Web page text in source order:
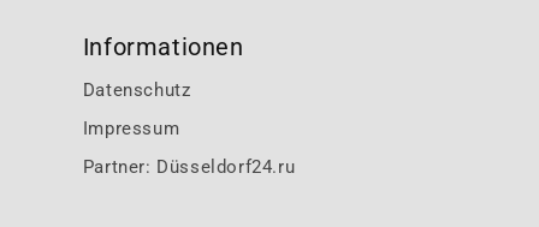
Informationen
Datenschutz
Impressum
Partner: Düsseldorf24.ru